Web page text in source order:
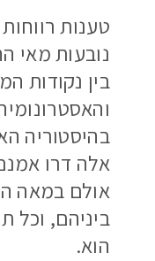
טענות
נובעות מאי
בין נקודות
בהיסטוריה
אלה דרו
ביניהם, וכל
הוא.